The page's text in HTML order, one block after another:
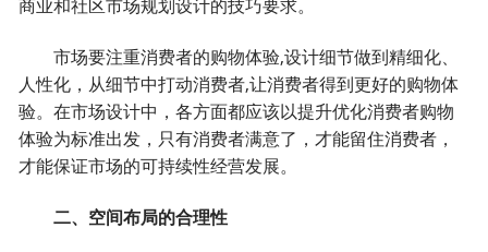
商业和社区市场规划设计的技巧要求。
市场要注重消费者的购物体验,设计细节做到精细化、
人性化，从细节中打动消费者,让消费者得到更好的购物体
验。在市场设计中，各方面都应该以提升优化消费者购物
体验为标准出发，只有消费者满意了，才能留住消费者，
才能保证市场的可持续性经营发展。
二、空间布局的合理性